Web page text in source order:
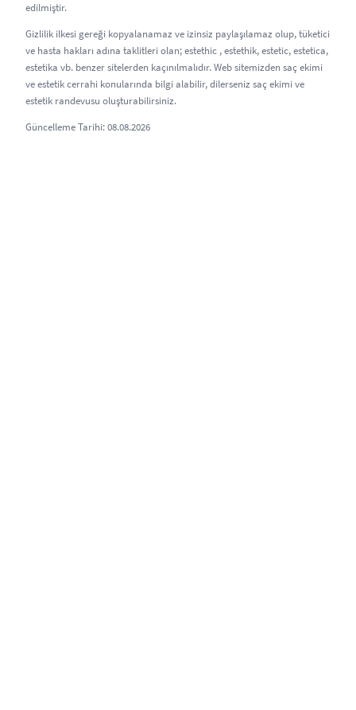
edilmiştir.
Gizlilik ilkesi gereği kopyalanamaz ve izinsiz paylaşılamaz olup, tüketici
ve hasta hakları adına taklitleri olan; estethic , estethik, estetic, estetica,
estetika vb. benzer sitelerden kaçınılmalıdır. Web sitemizden saç ekimi
ve estetik cerrahi konularında bilgi alabilir, dilerseniz saç ekimi ve
estetik randevusu oluşturabilirsiniz.
Güncelleme Tarihi: 08.08.2026